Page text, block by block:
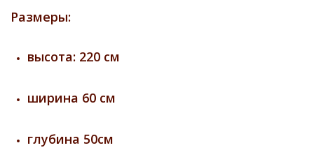
Размеры:
высота: 220 см
ширина 60 см
глубина 50см